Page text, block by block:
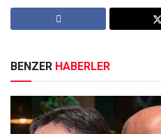
BENZER HABERLER